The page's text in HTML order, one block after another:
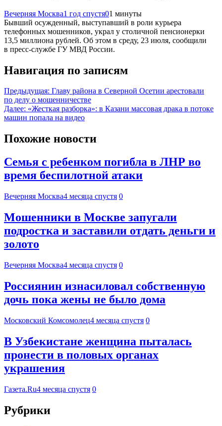
Вечерняя Москва1 год спустя01 минуты
Бывший осужденный, выступавший в роли курьера
телефонных мошенников, украл у столичной пенсионерки
13,5 миллиона рублей. Об этом в среду, 23 июля, сообщили
в пресс-службе ГУ МВД России.
Навигация по записям
Предыдущая: Главу района в Северной Осетии арестовали
по делу о мошенничестве
Далее: «Жесткая разборка»: в Казани массовая драка в потоке
машин попала на видео
Похожие новости
Семья с ребенком погибла в ЛНР во
время беспилотной атаки
Вечерняя Москва4 месяца спустя 0
Мошенники в Москве запугали
подростка и заставили отдать деньги и
золото
Вечерняя Москва4 месяца спустя 0
Россиянин изнасиловал собственную
дочь пока жены не было дома
Московский Комсомолец4 месяца спустя 0
В Узбекистане женщина пыталась
пронести в половых органах
украшения
Газета.Ru4 месяца спустя 0
Рубрики